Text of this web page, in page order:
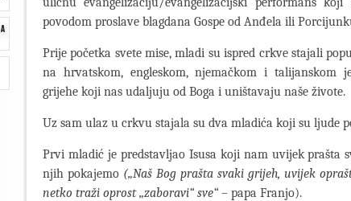
povodom proslave blagdana Gospe od Anđela ili
Prije početka svete mise, mladi su ispred crkve stajali
na hrvatskom, engleskom, njemačkom i talijanskom
grijehe koji nas udaljuju od Boga i uništavaju naše živote.
Uz sam ulaz u crkvu stajala su dva mladića koji su ljude
Prvi mladić je predstavljao Isusa koji nam uvijek prašta
njih pokajemo („Naš Bog prašta svaki grijeh, uvijek
netko traži oprost „zaboravi“ sve“ – papa Franjo).